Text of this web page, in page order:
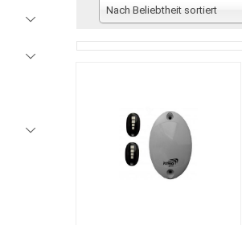
Nach Beliebtheit sortiert